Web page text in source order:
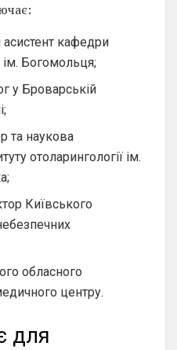
асистент кафедри
ім. Богомольця;
у Броварській
та наукова
отоларингології ім.
Київського
обласного
центру.
для